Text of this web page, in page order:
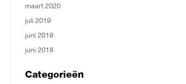
maart 2020
juli 2019
juni 2019
juni 2018
Categorieën